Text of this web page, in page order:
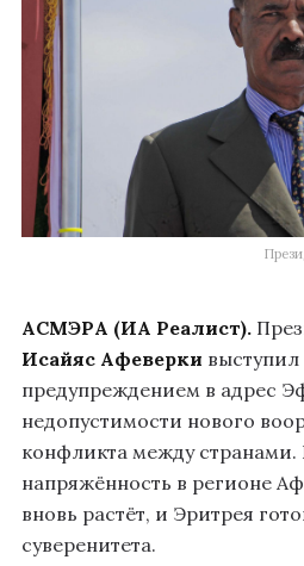
АСМЭРА (ИА Реалист).
Исайяс Афеверки
предупреждением в адрес
недопустимости нового
конфликта между странами.
напряжённость в регионе
вновь растёт, и Эритрея
суверенитета.